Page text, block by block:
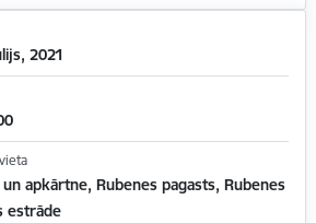
2021
un apkārtne, Rubenes pagasts, Rubenes
estrāde